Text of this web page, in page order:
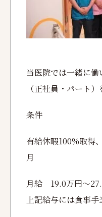
当医院では一緒に
（正社員・パート）
条件
有給休暇100%取得
月
月給 19.0万円〜
上記給与には食事